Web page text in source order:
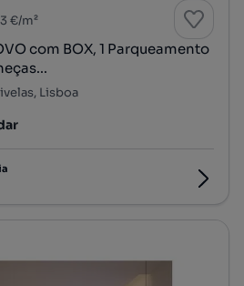
€/m²
com BOX, 1 Parqueamento
Lisboa